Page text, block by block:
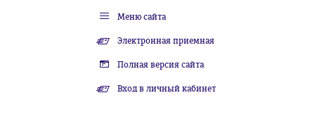
Меню сайта
Электронная приемная
Полная версия сайта
Вход в личный кабинет